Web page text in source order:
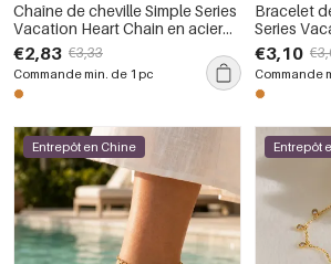
Chaîne de cheville Simple Series
Vacation Heart Chain en acier
inoxydable étanche couleur or
€2,83 €3,33
Commande min. de 1 pc
Bracelet
Series
acier
couleur or
€3,10
Commande
Entrepôt en Chine Entrepôt